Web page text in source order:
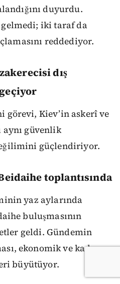
duyurdu.
gelmedi; iki taraf da
reddediyor.
dış
görevi, Kiev’in askerî ve
güvenlik
güçlendiriyor.
toplantısında
yaz aylarında
buluşmasının
geldi. Gündemin
ekonomik ve kadro
büyütüyor.